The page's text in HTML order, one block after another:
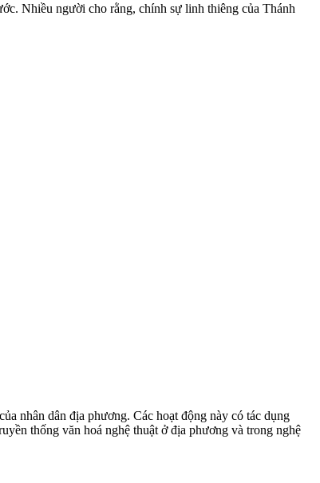
Nhiều người cho rằng, chính sự linh thiêng của Thánh
nhân dân địa phương. Các hoạt động này có tác dụng
thống văn hoá nghệ thuật ở địa phương và trong nghệ